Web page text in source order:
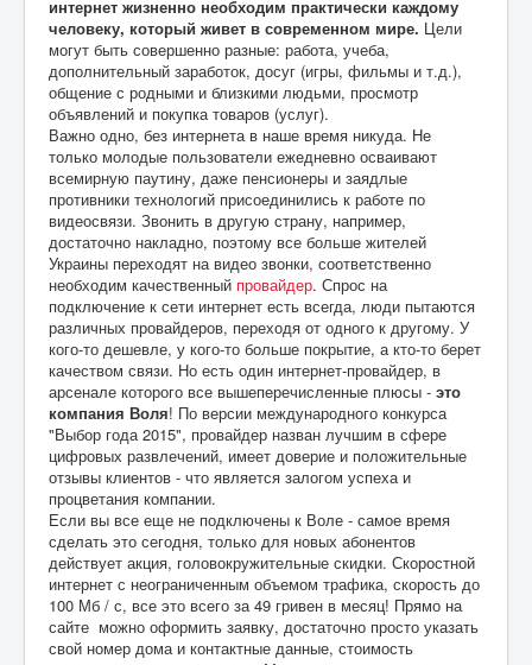
интернет жизненно необходим практически каждому
человеку, который живет в современном мире. Цели
могут быть совершенно разные: работа, учеба,
дополнительный заработок, досуг (игры, фильмы и т.д.),
общение с родными и близкими людьми, просмотр
объявлений и покупка товаров (услуг).
Важно одно, без интернета в наше время никуда. Не
только молодые пользователи ежедневно осваивают
всемирную паутину, даже пенсионеры и заядлые
противники технологий присоединились к работе по
видеосвязи. Звонить в другую страну, например,
достаточно накладно, поэтому все больше жителей
Украины переходят на видео звонки, соответственно
необходим качественный провайдер. Спрос на
подключение к сети интернет есть всегда, люди пытаются
различных провайдеров, переходя от одного к другому. У
кого-то дешевле, у кого-то больше покрытие, а кто-то берет
качеством связи. Но есть один интернет-провайдер, в
арсенале которого все вышеперечисленные плюсы - это
компания Воля! По версии международного конкурса
"Выбор года 2015", провайдер назван лучшим в сфере
цифровых развлечений, имеет доверие и положительные
отзывы клиентов - что является залогом успеха и
процветания компании.
Если вы все еще не подключены к Воле - самое время
сделать это сегодня, только для новых абонентов
действует акция, головокружительные скидки. Скоростной
интернет с неограниченным объемом трафика, скорость до
100 Мб / с, все это всего за 49 гривен в месяц! Прямо на
сайте можно оформить заявку, достаточно просто указать
свой номер дома и контактные данные, стоимость